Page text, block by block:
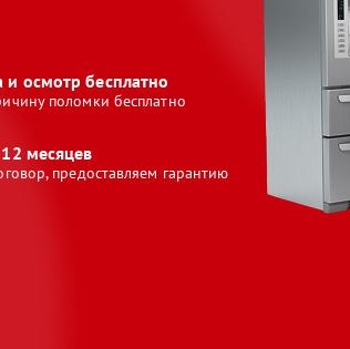
и осмотр бесплатно
поломки бесплатно
месяцев
предоставляем гарантию